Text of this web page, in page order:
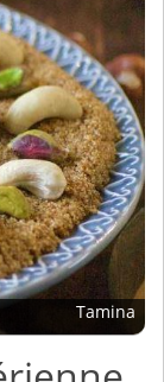
Tamina